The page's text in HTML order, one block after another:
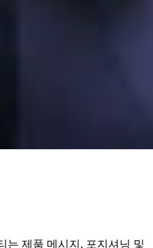
는 제품 메시지, 포지셔닝 및